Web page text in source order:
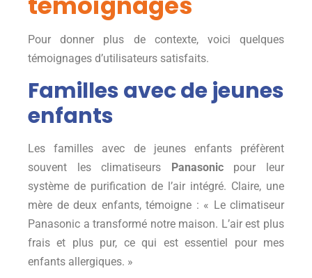
Pour donner plus de contexte, voici quelques
témoignages d’utilisateurs satisfaits.
Familles avec de jeunes
enfants
Les familles avec de jeunes enfants préfèrent
souvent les climatiseurs Panasonicpour leur
système de purification de l’air intégré. Claire, une
mère de deux enfants, témoigne : « Le climatiseur
Panasonic a transformé notre maison. L’air est plus
frais et plus pur, ce qui est essentiel pour mes
enfants allergiques. »